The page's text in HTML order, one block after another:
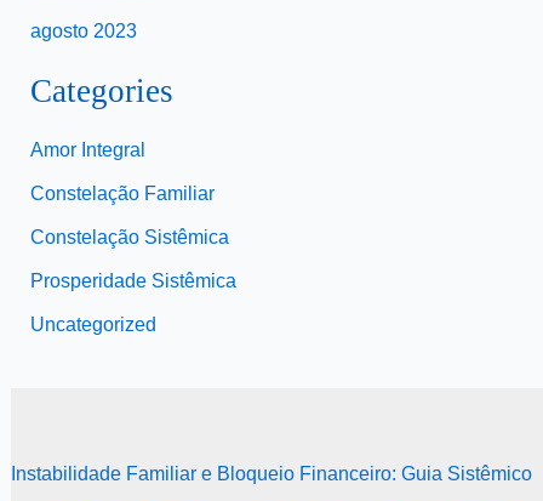
agosto 2023
Categories
Amor Integral
Constelação Familiar
Constelação Sistêmica
Prosperidade Sistêmica
Uncategorized
Instabilidade Familiar e Bloqueio Financeiro: Guia Sistêmico